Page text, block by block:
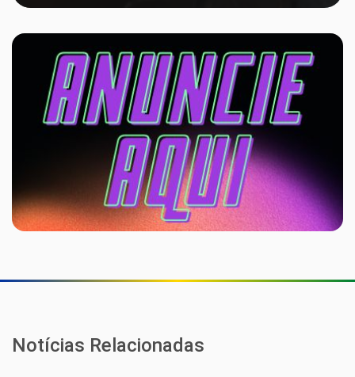
Notícias Relacionadas